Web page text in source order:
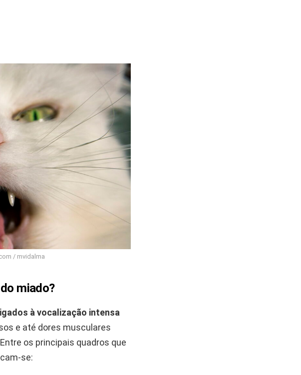
/ mvidalma
miado?
à vocalização intensa
e até dores musculares
os principais quadros que
se: